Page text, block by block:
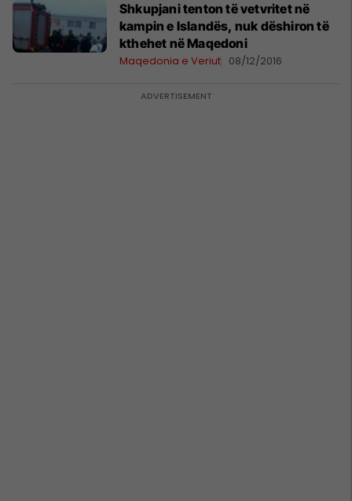
Shkupjani tenton të vetvritet në
kampin e Islandës, nuk dëshiron të
kthehet në Maqedoni
Maqedonia e Veriut 08/12/2016